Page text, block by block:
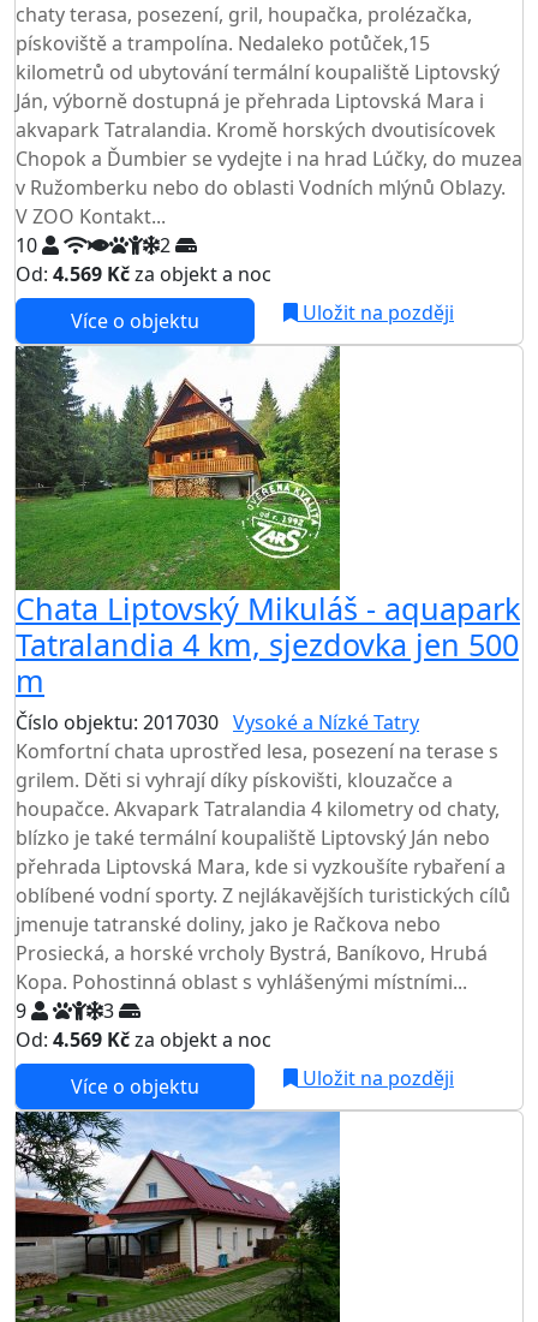
chaty terasa, posezení, gril, houpačka, prolézačka,
pískoviště a trampolína. Nedaleko potůček,15
kilometrů od ubytování termální koupaliště Liptovský
Ján, výborně dostupná je přehrada Liptovská Mara i
akvapark Tatralandia. Kromě horských dvoutisícovek
Chopok a Ďumbier se vydejte i na hrad Lúčky, do muzea
v Ružomberku nebo do oblasti Vodních mlýnů Oblazy.
V ZOO Kontakt...
10
2
Od: 4.569 Kčza objekt a noc
Více o objektu
Uložit na později
Chata Liptovský Mikuláš - aquapark
Tatralandia 4 km, sjezdovka jen 500
m
Číslo objektu: 2017030 Vysoké a Nízké Tatry
Komfortní chata uprostřed lesa, posezení na terase s
grilem. Děti si vyhrají díky pískovišti, klouzačce a
houpačce. Akvapark Tatralandia 4 kilometry od chaty,
blízko je také termální koupaliště Liptovský Ján nebo
přehrada Liptovská Mara, kde si vyzkoušíte rybaření a
oblíbené vodní sporty. Z nejlákavějších turistických cílů
jmenuje tatranské doliny, jako je Račkova nebo
Prosiecká, a horské vrcholy Bystrá, Baníkovo, Hrubá
Kopa. Pohostinná oblast s vyhlášenými místními...
9
3
Od: 4.569 Kčza objekt a noc
Více o objektu
Uložit na později